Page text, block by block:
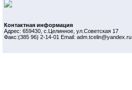
Контактная информация
Адрес: 659430, с.Целинное, ул.Советская 17
Факс:(385 96) 2-14-01 Email: adm.tcelin@yandex.ru